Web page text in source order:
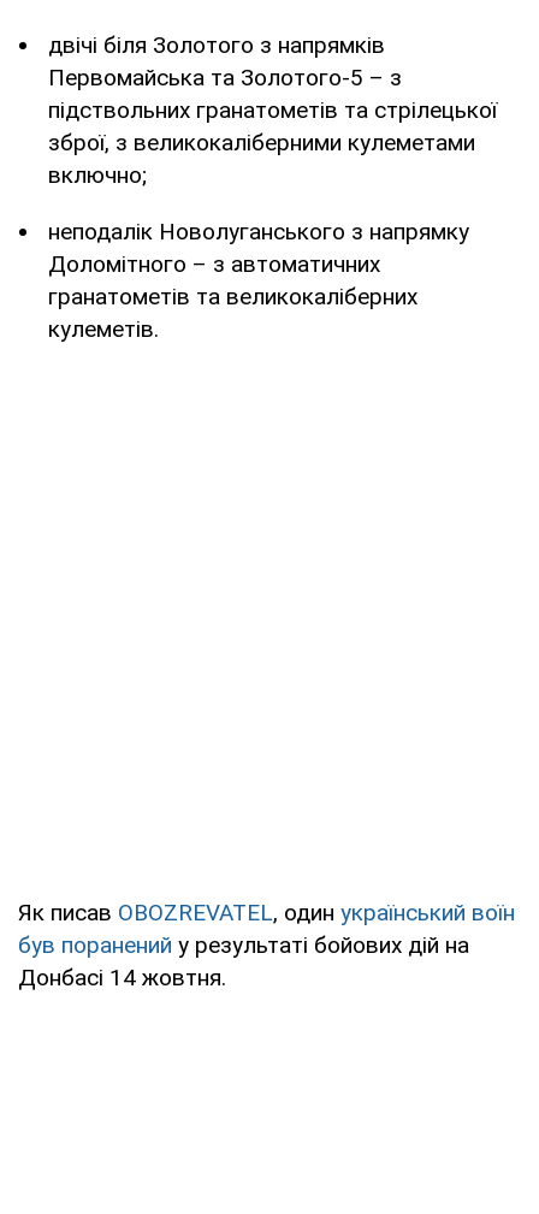
двічі біля Золотого з напрямків
Первомайська та Золотого-5 – з
підствольних гранатометів та стрілецької
зброї, з великокаліберними кулеметами
включно;
неподалік Новолуганського з напрямку
Доломітного – з автоматичних
гранатометів та великокаліберних
кулеметів.
Як писав OBOZREVATEL, один український воїн
був поранений у результаті бойових дій на
Донбасі 14 жовтня.